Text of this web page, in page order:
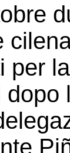
per
dopo